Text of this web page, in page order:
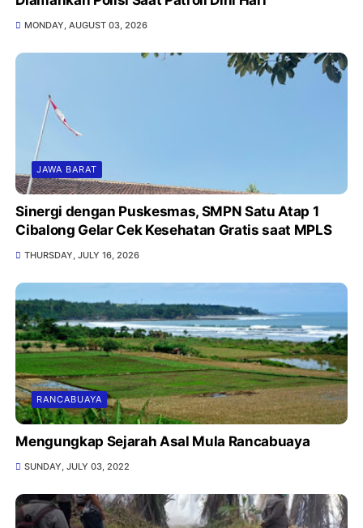
MONDAY, AUGUST 03, 2026
JAWA BARAT
Sinergi dengan Puskesmas, SMPN Satu Atap 1
Cibalong Gelar Cek Kesehatan Gratis saat MPLS
THURSDAY, JULY 16, 2026
RANCABUAYA
Mengungkap Sejarah Asal Mula Rancabuaya
SUNDAY, JULY 03, 2022